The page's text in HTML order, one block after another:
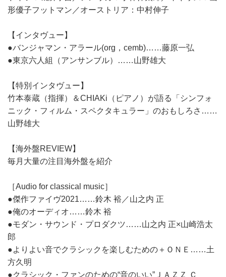
形優子フットマン／オーストリア：中村伸子
【インタヴュー】
●バンジャマン・アラール(org，cemb)……藤原一弘
●東京六人組（アンサンブル）……山野雄大
【特別インタヴュー】
竹本泰蔵（指揮）＆CHIAKi（ピアノ）が語る「シンフォ
ニック・フィルム・スペクタキュラー」のおもしろさ……
山野雄大
【海外盤REVIEW】
毎月大量の注目海外盤を紹介
［Audio for classical music］
●傑作ファイヴ2021……鈴木 裕／山之内 正
●俺のオーディオ……鈴木 裕
●モダン・サウンド・プロダクツ……山之内 正×山崎浩太
郎
●よりよい音でクラシックを楽しむための＋ＯＮＥ……土
方久明
●クラシック・ファンのための“音のいい”ＪＡＺＺ Ｃ